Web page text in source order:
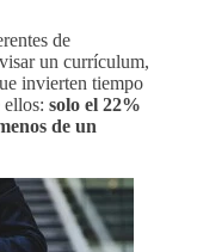
de
un currículum,
invierten tiempo
ellos: solo el 22%
de un